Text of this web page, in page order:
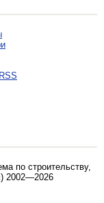
по строительству,
2002—2026